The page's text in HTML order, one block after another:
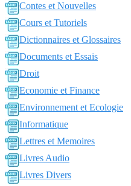
Contes et Nouvelles
Cours et Tutoriels
Dictionnaires et Glossaires
Documents et Essais
Droit
Economie et Finance
Environnement et Ecologie
Informatique
Lettres et Memoires
Livres Audio
Livres Divers